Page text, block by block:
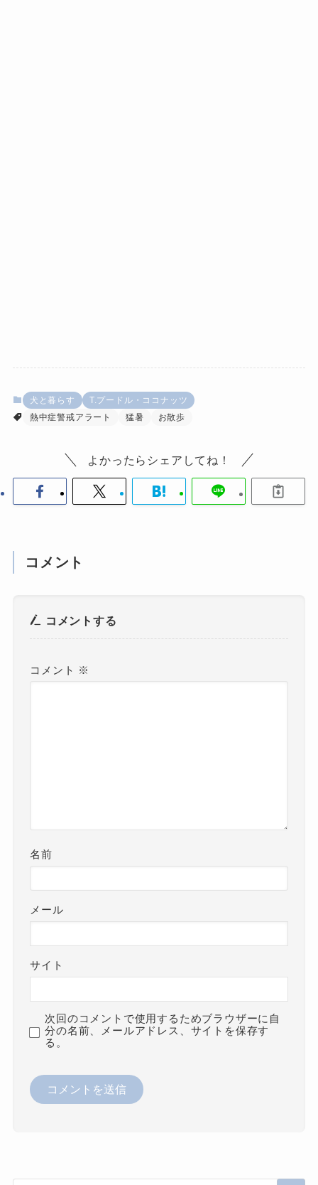
犬と暮らす
T.プードル・ココナッツ
熱中症警戒アラート
猛暑 お散歩
よかったらシェアしてね！
コメント
コメントする
コメント ※
名前
メール
サイト
次回のコメントで使用するためブラウザーに自
分の名前、メールアドレス、サイトを保存す
る。